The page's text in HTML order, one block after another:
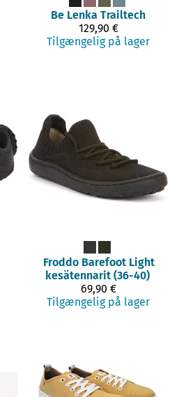
Be Lenka Trailtech
129,90 €
Tilgængelig på lager
Froddo Barefoot Light
kesätennarit (36-40)
69,90 €
Tilgængelig på lager